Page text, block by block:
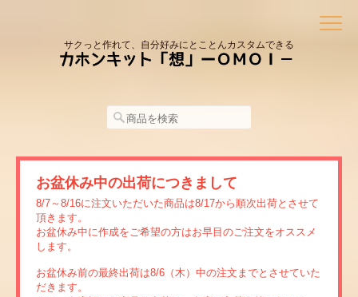
サクっと作れて、自分好みにとことんカスタムできる
お盆休み中の出荷につきまして
8/7～8/16に注文いただいた商品は8/17から順次出荷とさせて
頂きます。
お盆休み中に作成をご希望の方はお早目のご注文をオススメ
します。
お盆休み前の最終出荷は8/6（木）中の注文までとさせていた
だきます。